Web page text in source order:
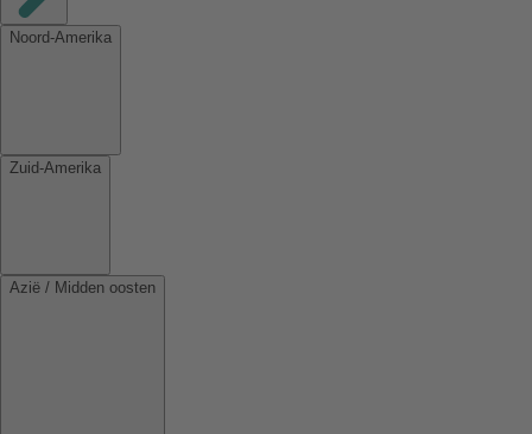
Noord-Amerika
Zuid-Amerika
Azië / Midden oosten